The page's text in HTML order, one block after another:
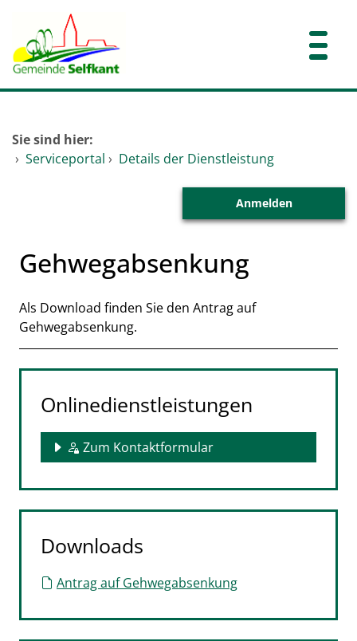
Zum Hauptinhalt springen
Dienstleistungen A-Z
Sie sind hier:
› Serviceportal › Details der Dienstleistung
Anmelden
Gehwegabsenkung
Kurzbeschreibung
Als Download finden Sie den Antrag auf
Gehwegabsenkung.
Onlinedienstleistungen
Zum Kontaktformular
Downloads
Antrag auf Gehwegabsenkung